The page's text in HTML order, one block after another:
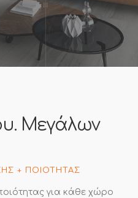
Μεγάλων
+ ΠΟΙΟΤΗΤΑΣ
για κάθε χώρο